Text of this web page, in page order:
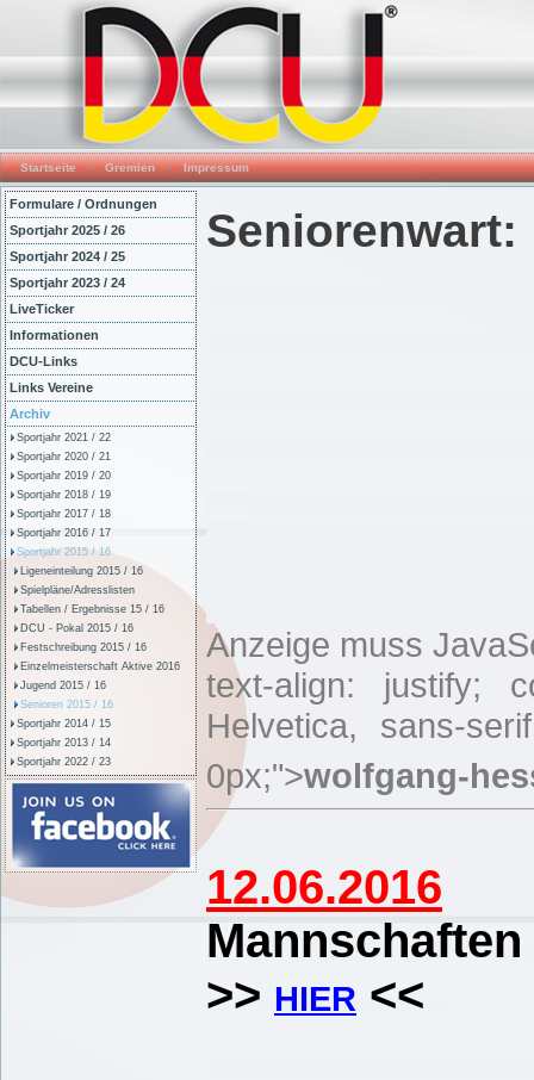
Startseite Gremien Impressum
Formulare / Ordnungen
Sportjahr 2025 / 26
Sportjahr 2024 / 25
Sportjahr 2023 / 24
LiveTicker
Informationen
DCU-Links
Links Vereine
Archiv
Sportjahr 2021 / 22
Sportjahr 2020 / 21
Sportjahr 2019 / 20
Sportjahr 2018 / 19
Sportjahr 2017 / 18
Sportjahr 2016 / 17
Sportjahr 2015 / 16
Ligeneinteilung 2015 / 16
Spielpläne/Adresslisten
Tabellen / Ergebnisse 15 / 16
DCU - Pokal 2015 / 16
Festschreibung 2015 / 16
Einzelmeisterschaft Aktive 2016
Jugend 2015 / 16
Senioren 2015 / 16
Sportjahr 2014 / 15
Sportjahr 2013 / 14
Sportjahr 2022 / 23
Anzeige muss
text-align: justify;
Helvetica, sans-
0px;">wolfgang-
12.06.2016
>> HIER <<